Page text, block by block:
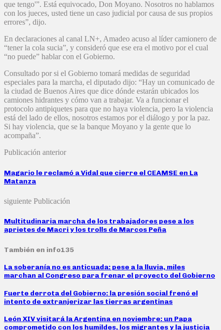
que tengo'”. Está equivocado, Don Moyano. Nosotros no hablamos
con los jueces, usted tiene un caso judicial por causa de sus propios
errores”, dijo.
En declaraciones al canal LN+, Amadeo acuso al líder camionero de
“tener la cola sucia”, y consideró que ese era el motivo por el cual
“no puede” hablar con el Gobierno.
Consultado por si el Gobierno tomará medidas de seguridad
especiales para la marcha, el diputado dijo: “Hay un comunicado de
la ciudad de Buenos Aires que dice dónde estarán ubicados los
camiones hidrantes y cómo van a trabajar. Va a funcionar el
protocolo antipiquetes para que no haya violencia, pero la violencia
está del lado de ellos, nosotros estamos por el diálogo y por la paz.
Si hay violencia, que se la banque Moyano y la gente que lo
acompaña”.
Publicación anterior
Magario le reclamó a Vidal que cierre el CEAMSE en La
Matanza
siguiente Publicación
Multitudinaria marcha de los trabajadores pese a los
aprietes de Macri y los trolls de Marcos Peña
También en info135
La soberanía no es anticuada: pese a la lluvia, miles
marchan al Congreso para frenar el proyecto del Gobierno
Fuerte derrota del Gobierno: la presión social frenó el
intento de extranjerizar las tierras argentinas
León XIV visitará la Argentina en noviembre: un Papa
comprometido con los humildes, los migrantes y la justicia